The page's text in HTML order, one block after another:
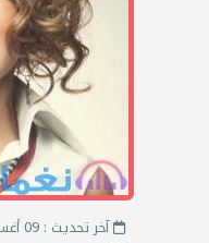
آخر تحديث : 09 أغسطس 2026 11:22 ص